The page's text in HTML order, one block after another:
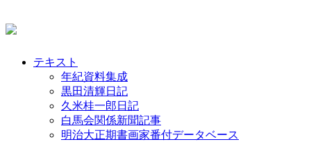
テキスト
年紀資料集成
黒田清輝日記
久米桂一郎日記
白馬会関係新聞記事
明治大正期書画家番付データベース